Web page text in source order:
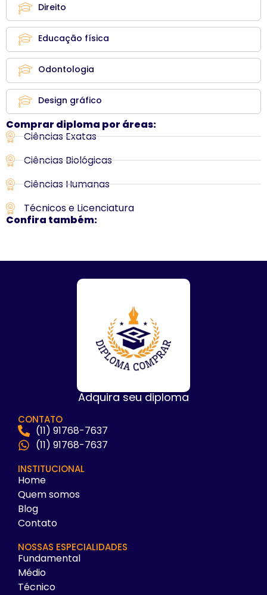
Direito
Educação física
Odontologia
Design gráfico
Comprar diploma por áreas:
Ciências Exatas
Ciências Biológicas
Ciências Humanas
Técnicos e Licenciatura
Confira também:
Adquira seu diploma
CONTATO
(11) 91768-7637
(11) 91768-7637
INSTITUCIONAL
Home
Quem somos
Blog
Contato
NOSSAS ESPECIALIDADES
Fundamental
Médio
Técnico